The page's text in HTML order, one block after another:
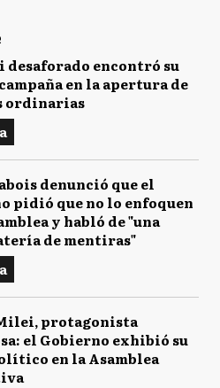
desaforado encontró su
en la apertura de
ordinarias
denunció que el
pidió que no lo enfoquen
y habló de "una
de mentiras"
protagonista
el Gobierno exhibió su
en la Asamblea